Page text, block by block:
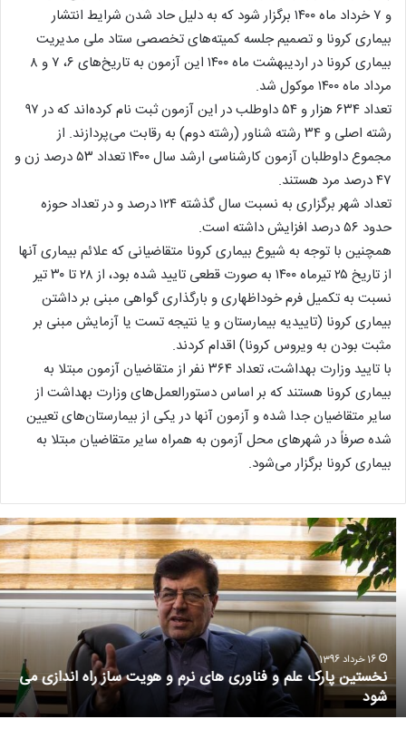
و ۷ خرداد ماه ۱۴۰۰ برگزار شود که به دلیل حاد شدن شرایط انتشار
بیماری کرونا و تصمیم جلسه کمیته‌های تخصصی ستاد ملی مدیریت
بیماری کرونا در اردیبهشت ماه ۱۴۰۰ این آزمون به تاریخ‌های ۶، ۷ و ۸
مرداد ماه ۱۴۰۰ موکول شد.
تعداد ۶۳۴ هزار و ۵۴ داوطلب در این آزمون ثبت نام کرده‌اند که در ۹۷
رشته اصلی و ۳۴ رشته شناور (رشته دوم) به رقابت می‌پردازند. از
مجموع داوطلبان آزمون کارشناسی ارشد سال ۱۴۰۰ تعداد ۵۳ درصد زن و
۴۷ درصد مرد هستند.
تعداد شهر برگزاری به نسبت سال گذشته ۱۲۴ درصد و در تعداد حوزه
حدود ۵۶ درصد افزایش داشته است.
همچنین با توجه به شیوع بیماری کرونا متقاضیانی که علائم بیماری آنها
از تاریخ ۲۵ تیرماه ۱۴۰۰ به صورت قطعی تایید شده بود، از ۲۸ تا ۳۰ تیر
نسبت به تکمیل فرم خوداظهاری و بارگذاری گواهی مبنی بر داشتن
بیماری کرونا (تاییدیه بیمارستان و یا نتیجه تست یا آزمایش مبنی بر
مثبت بودن به ویروس کرونا) اقدام کردند.
با تایید وزارت بهداشت، تعداد ۳۶۴ نفر از متقاضیان آزمون مبتلا به
بیماری کرونا هستند که بر اساس دستورالعمل‌های وزارت بهداشت از
سایر متقاضیان جدا شده و آزمون آنها در یکی از بیمارستان‌های تعیین
شده صرفاً در شهرهای محل آزمون به همراه سایر متقاضیان مبتلا به
بیماری کرونا برگزار می‌شود.
16 خرداد 1396
نخستین پارک علم و فناوری های نرم و هویت ساز راه اندازی می
شود